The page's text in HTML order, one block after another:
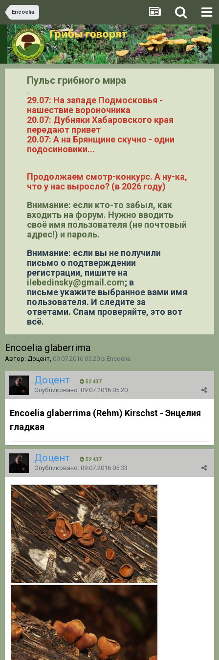
Encoelia
Пульс грибного мира
.
29.07: На западе Подмосковья -
нашествие вороночника
20.07: Дубняки Хабаровского края
передают привет
20.07: А на Брянщине скучно - одни
подосиновики...
Продолжаем смотр-конкурс. А ну-ка,
что у нас выросло? (в 2026 году)
Внимание: если кто-то забыл, как
входить на форум. Нужно вводить
своё имя пользователя (не почтовый
адрес!) и пароль.
Внимание: если вы не получили
письмо о подтверждении
регистрации, пишите на
ilebedinsky@gmail.com; в
письме укажите выбранное вами имя
пользователя. И следите за
ответами. Спам проверяйте, это вот
всё.
Encoelia glaberrima
Автор: Доцент, 09.07.2016 05:20 в Encoelia
Доцент 52 437
Опубликовано: 09.07.2016 05:20
Encoelia glaberrima (Rehm) Kirschst - Энцелия
гладкая
Доцент 52 437
Опубликовано: 09.07.2016 05:33